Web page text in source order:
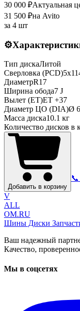
30 000 ₽Актуальная
31 500 ₽на Avito
за 4 шт
⚙️
Тип дискаЛитой
Сверловка (PCD)
ДиаметрR17
Ширина обода7 J
Вылет (ET)ET +37
Диаметр ЦО (DIA)Ø
Масса диска10.1 кг
Количество дисков в
Добавить в корзину
V
ALL
OM.RU
Шины Диски
Ваш надежный
Качество,
Мы в соцсетях